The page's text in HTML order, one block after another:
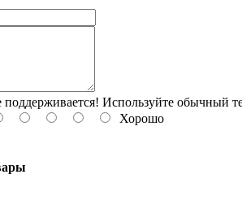
Используйте обычный
Хорошо